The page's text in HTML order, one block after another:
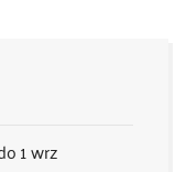
1 wrz